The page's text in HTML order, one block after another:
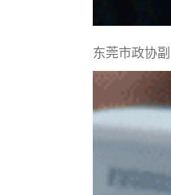
东莞市政协